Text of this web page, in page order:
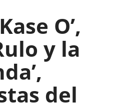
O’,
y la
del